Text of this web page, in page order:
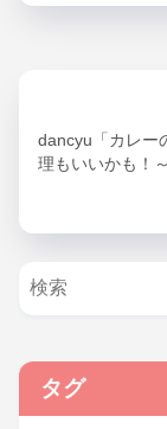
dancyu「カレ
理もいいかも！～
タグ